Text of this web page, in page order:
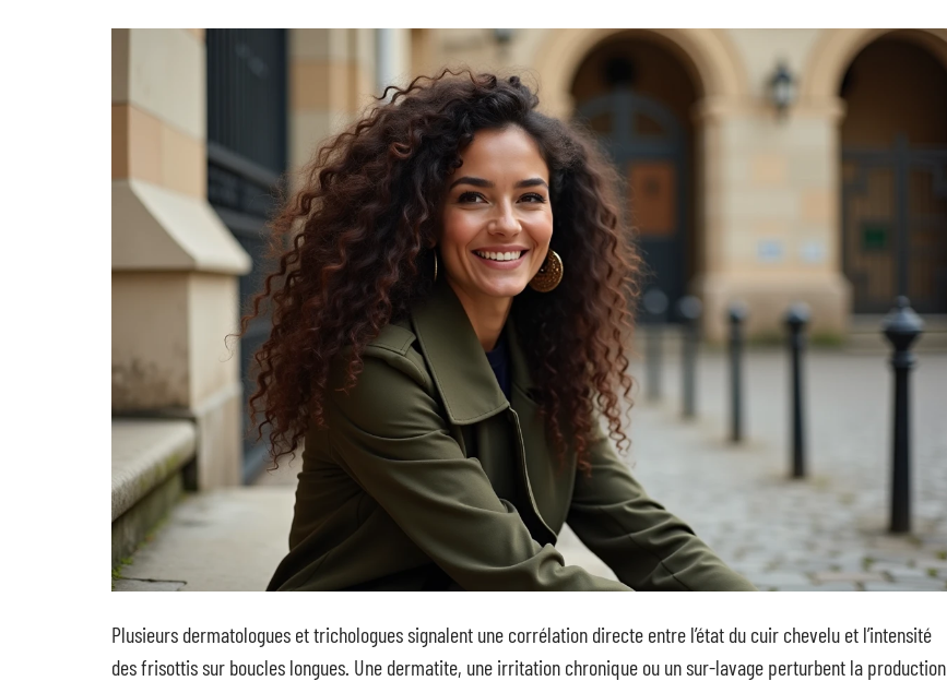
Plusieurs dermatologues et trichologues signalent une corrélation directe entre l’état du cuir chevelu et l’intensité
des frisottis sur boucles longues. Une dermatite, une irritation chronique ou un sur-lavage perturbent la production